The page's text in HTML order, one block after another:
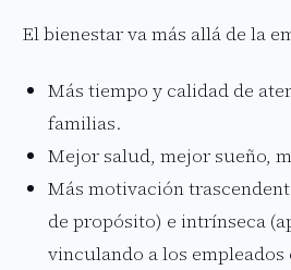
El bienestar va más allá de la
Más tiempo y calidad de
familias.
Mejor salud, mejor sueño,
Más motivación
de propósito) e intrínseca
vinculando a los empleados